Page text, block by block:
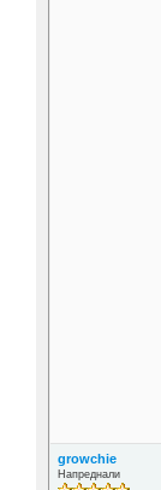
growchie
Напреднали